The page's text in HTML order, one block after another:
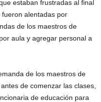
estaban frustradas al final
alentadas por
de los maestros de
aula y agregar personal a
de los maestros de
de comenzar las clases,
de educación para